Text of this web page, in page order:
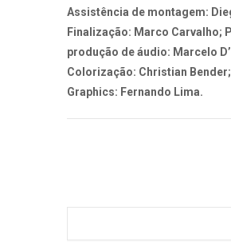
Assistência de montagem:
Finalização: Marco Carvalho;
produção de áudio: Marcelo
Colorização: Christian
Graphics: Fernando Lima.